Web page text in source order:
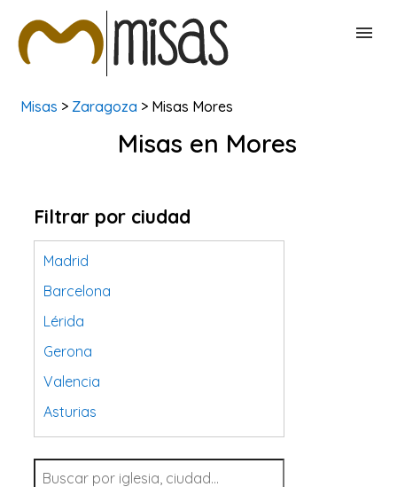
BUSCAR MISAS
Misas > Zaragoza > Misas Mores
Misas en Mores
Filtrar por ciudad
Madrid
Barcelona
Lérida
Gerona
Valencia
Asturias
Tarragona
Navarra